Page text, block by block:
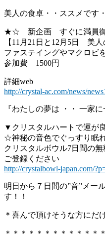
美人の食卓・・ススメです
★☆ 新企画 すぐに満員
【11月21日と12月5日 美
ファステイングやマクロビ
参加費 1500円
詳細web
http://crystal-ac.com/news/
『わたしの夢は ・・ 一家
▼クリスタルハートで運が
☆神秘の音色でぐっすり眠
クリスタルボウル7日間の
ご登録ください
http://crystalbowl-japan.com/
明日から７日間の”音”メー
す！！
＊喜んで頂けそうな方にだ
＊＊＊＊＊＊＊＊＊＊＊＊